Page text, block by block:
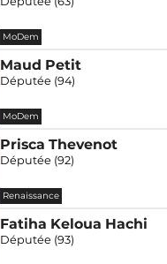
MoDem
Maud Petit
Députée (94)
MoDem
Prisca Thevenot
Députée (92)
Renaissance
Fatiha Keloua Hachi
Députée (93)